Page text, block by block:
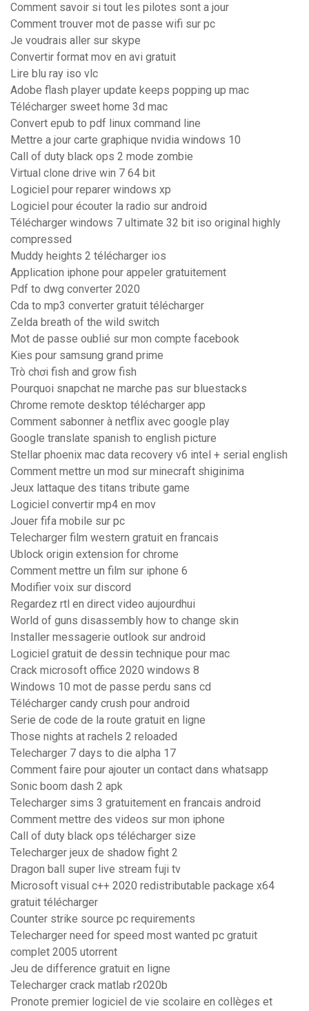
Comment savoir si tout les pilotes sont a jour
Comment trouver mot de passe wifi sur pc
Je voudrais aller sur skype
Convertir format mov en avi gratuit
Lire blu ray iso vlc
Adobe flash player update keeps popping up mac
Télécharger sweet home 3d mac
Convert epub to pdf linux command line
Mettre a jour carte graphique nvidia windows 10
Call of duty black ops 2 mode zombie
Virtual clone drive win 7 64 bit
Logiciel pour reparer windows xp
Logiciel pour écouter la radio sur android
Télécharger windows 7 ultimate 32 bit iso original highly
compressed
Muddy heights 2 télécharger ios
Application iphone pour appeler gratuitement
Pdf to dwg converter 2020
Cda to mp3 converter gratuit télécharger
Zelda breath of the wild switch
Mot de passe oublié sur mon compte facebook
Kies pour samsung grand prime
Trò chơi fish and grow fish
Pourquoi snapchat ne marche pas sur bluestacks
Chrome remote desktop télécharger app
Comment sabonner à netflix avec google play
Google translate spanish to english picture
Stellar phoenix mac data recovery v6 intel + serial english
Comment mettre un mod sur minecraft shiginima
Jeux lattaque des titans tribute game
Logiciel convertir mp4 en mov
Jouer fifa mobile sur pc
Telecharger film western gratuit en francais
Ublock origin extension for chrome
Comment mettre un film sur iphone 6
Modifier voix sur discord
Regardez rtl en direct video aujourdhui
World of guns disassembly how to change skin
Installer messagerie outlook sur android
Logiciel gratuit de dessin technique pour mac
Crack microsoft office 2020 windows 8
Windows 10 mot de passe perdu sans cd
Télécharger candy crush pour android
Serie de code de la route gratuit en ligne
Those nights at rachels 2 reloaded
Telecharger 7 days to die alpha 17
Comment faire pour ajouter un contact dans whatsapp
Sonic boom dash 2 apk
Telecharger sims 3 gratuitement en francais android
Comment mettre des videos sur mon iphone
Call of duty black ops télécharger size
Telecharger jeux de shadow fight 2
Dragon ball super live stream fuji tv
Microsoft visual c++ 2020 redistributable package x64
gratuit télécharger
Counter strike source pc requirements
Telecharger need for speed most wanted pc gratuit
complet 2005 utorrent
Jeu de difference gratuit en ligne
Telecharger crack matlab r2020b
Pronote premier logiciel de vie scolaire en collèges et